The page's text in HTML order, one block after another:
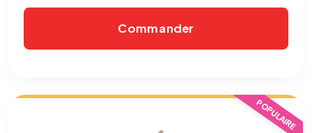
Commander
POPULAIRE